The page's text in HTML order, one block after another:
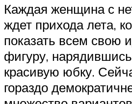
Каждая женщина с
ждет прихода лета,
показать всем свою
фигуру,
красивую юбку.
гораздо